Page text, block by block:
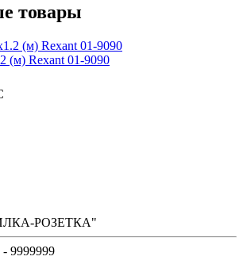
товары
Rexant 01-9090
РОЗЕТКА"
- 9999999